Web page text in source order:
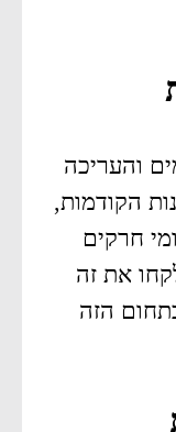
והעריכה
הקודמות,
חרקים
את זה
הזה